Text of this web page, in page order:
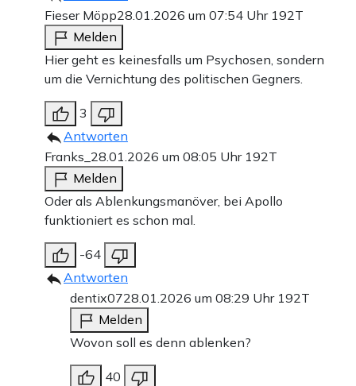
Fieser Möpp28.01.2026 um 07:54 Uhr 192T
Melden
Hier geht es keinesfalls um Psychosen, sondern
um die Vernichtung des politischen Gegners.
3
Antworten
Franks_ 28.01.2026 um 08:05 Uhr 192T
Melden
Oder als Ablenkungsmanöver, bei Apollo
funktioniert es schon mal.
-64
Antworten
dentix0728.01.2026 um 08:29 Uhr 192T
Melden
Wovon soll es denn ablenken?
40